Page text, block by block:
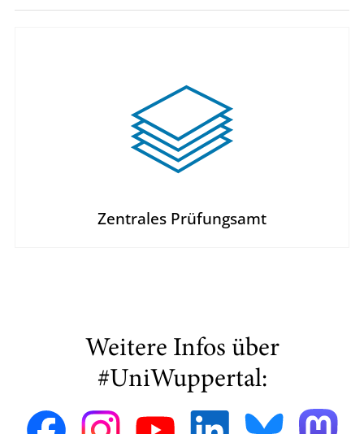
Zentrales Prüfungsamt
Weitere Infos über
#UniWuppertal: